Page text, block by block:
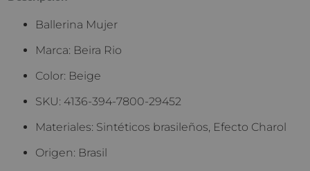
Ballerina Mujer
Marca: Beira Rio
Color: Beige
SKU: 4136-394-7800-29452
Materiales: Sintéticos brasileños, Efecto Charol
Origen: Brasil